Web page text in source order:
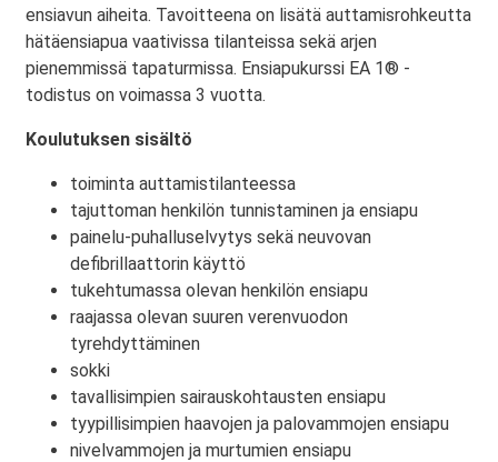
ensiavun aiheita. Tavoitteena on lisätä auttamisrohkeutta
hätäensiapua vaativissa tilanteissa sekä arjen
pienemmissä tapaturmissa. Ensiapukurssi EA 1® -
todistus on voimassa 3 vuotta.
Koulutuksen sisältö
toiminta auttamistilanteessa
tajuttoman henkilön tunnistaminen ja ensiapu
painelu-puhalluselvytys sekä neuvovan
defibrillaattorin käyttö
tukehtumassa olevan henkilön ensiapu
raajassa olevan suuren verenvuodon
tyrehdyttäminen
sokki
tavallisimpien sairauskohtausten ensiapu
tyypillisimpien haavojen ja palovammojen ensiapu
nivelvammojen ja murtumien ensiapu